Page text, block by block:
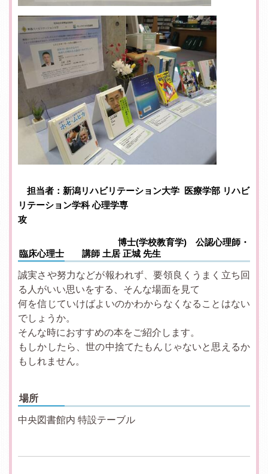
担当者：新潟リハビリテーション大学 医療学部 リハビ
リテーション学科 心理学専
攻
博士(学校教育学) 公認心理師・
臨床心理士 講師 土居 正城 先生
誠実さや努力などが報われず、要領良くうまく立ち回
る人がいい思いをする、そんな場面を見て
何を信じていけばよいのかわからなくなることはない
でしょうか。
そんな時におすすめの本をご紹介します。
もしかしたら、世の中捨てたもんじゃないと思えるか
もしれません。
場所
中央図書館内 特設テーブル